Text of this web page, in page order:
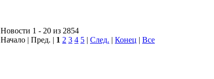
Новости 1 - 20 из 2854
Начало | Пред. | 1 2 3 4 5 | След. | Конец | Все